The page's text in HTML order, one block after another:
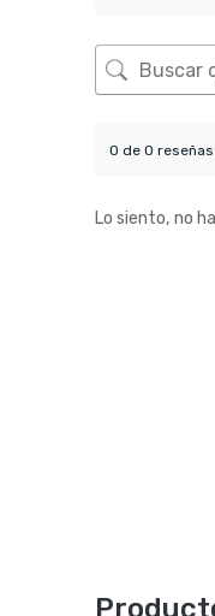
0 de 0 reseñas
Lo siento, no